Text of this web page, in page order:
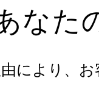
なた
により、